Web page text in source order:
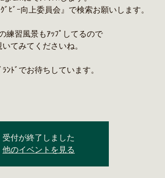
ﾞﾋﾞｰ向上委員会』で検索お願いします。
練習風景もｱｯﾌﾟしてるので
いてみてくださいね。
ﾗﾝﾄﾞでお待ちしています。
受付が終了しました
他のイベントを見る